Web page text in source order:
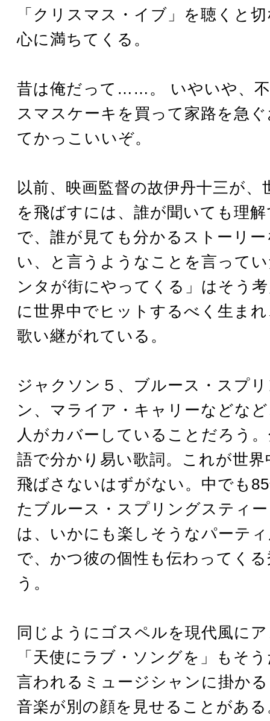
「クリスマス・イブ」を聴くと
心に満ちてくる。
昔は俺だって……。 いやいや、
スマスケーキを買って家路を急
てかっこいいぞ。
以前、映画監督の故伊丹十三が、
を飛ばすには、誰が聞いても理
で、誰が見ても分かるストーリ
い、と言うようなことを言って
ンタが街にやってくる」はそう
に世界中でヒットするべく生ま
歌い継がれている。
ジャクソン５、ブルース・スプ
ン、マライア・キャリーなどな
人がカバーしていることだろう
語で分かり易い歌詞。これが世
飛ばさないはずがない。中でも
たブルース・スプリングスティ
は、いかにも楽しそうなパーテ
で、かつ彼の個性も伝わってく
う。
同じようにゴスペルを現代風に
「天使にラブ・ソングを」もそ
言われるミュージシャンに掛か
音楽が別の顔を見せることがあ